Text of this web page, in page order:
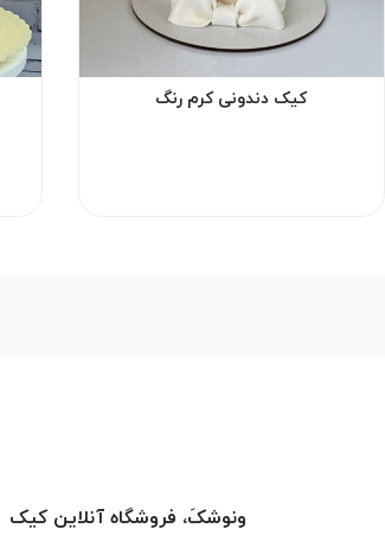
کیک دندونی کرم رنگ
ونوشکَ، فروشگاه آنلاین کیک